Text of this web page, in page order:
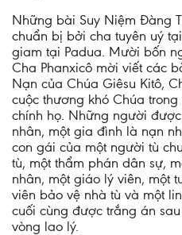
Những bài Suy Niệm Đàng
chuẩn bị bởi cha tuyên uý
giam tại Padua. Mười bốn
Cha Phanxicô mời viết các
Nạn của Chúa Giêsu Kitô,
cuộc thương khó Chúa
chính họ. Những người
nhân, một gia đình là nạn
con gái của một người tù
tù, một thẩm phán dân sự,
nhân, một giáo lý viên, một
viên bảo vệ nhà tù và một
cuối cùng được trắng án
vòng lao lý.